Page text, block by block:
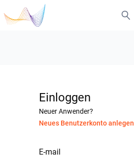
Einloggen
Neuer Anwender?
Neues Benutzerkonto anlegen
E-mail